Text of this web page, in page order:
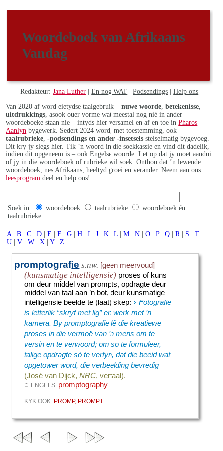
Woordeboek van Afrikaans
Vandag
Redakteur:Jana Luther |En nog WAT |Podsendings |Help ons
Van 2020 af word eietydse taalgebruik –nuwe woorde ,betekenisse
uitdrukkings , asook ouer vorme wat meestal nog nié in ander
woordeboeke staan nie – intyds hier versamel en af en toe inPharos
Aanlyn bygewerk. Sedert 2024 word, met toestemming, ook
taalrubrieke ,-podsendings en ander -insetsels stelselmatig bygevoeg.
Dit kry jy slegs hier. Tik ’n woord in die soekkassie en vind dit dadelik,
indien dit opgeneem is – ook Engelse woorde. Let op dat jy moet aandui
of jy in die woordeboek of rubrieke wil soek. Onthou dat ’n lewende
woordeboek, nes Afrikaans, heeltyd groei en verander. Neem aan ons
leesprogram deel en help ons!
Soek in: woordeboek taalrubrieke
woordeboek én
taalrubrieke
A | B | C | D | E | F | G | H | I | J | K | L | M | N | O | P | Q | R | S | T |
U | V | W | X | Y | Z
promptografie s.nw. [geen meervoud]
(kunsmatige intelligensie) proses of kuns
om deur middel van prompts, opdragte deur
middel van taal aan ’n bot, deur kunsmatige
intelligensie beelde te (laat) skep:› Fotografie
is letterlik “skryf met lig” en werk met ’n
kamera. By promptografie lê die kreatiewe
proses in die vermoë van ’n mens om te
versin en te verwoord; om so te formuleer,
talige opdragte só te verfyn, dat die beeid wat
opgetower word, die verbeelding bevredig
(José van Dijck,NRC, vertaal).
◌ ENGELS: promptography
KYK OOK: PROMP, PROMPT